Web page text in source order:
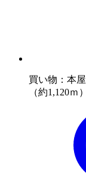
買い物：本屋
（約1,120ｍ）